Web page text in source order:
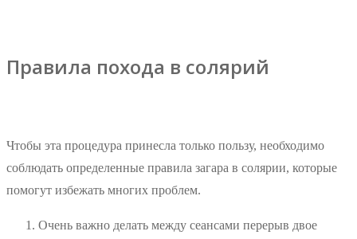
Правила похода в солярий
Чтобы эта процедура принесла только пользу, необходимо
соблюдать определенные правила загара в солярии, которые
помогут избежать многих проблем.
Очень важно делать между сеансами перерыв двое